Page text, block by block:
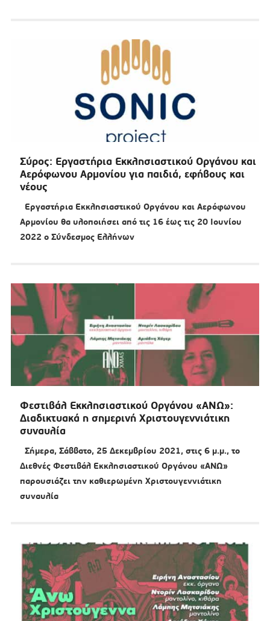
Σύρος: Εργαστήρια Εκκλησιαστικού Οργάνου και
Αερόφωνου Αρμονίου για παιδιά, εφήβους και
νέους
Εργαστήρια Εκκλησιαστικού Οργάνου και Αερόφωνου
Αρμονίου θα υλοποιήσει από τις 16 έως τις 20 Ιουνίου
2022 ο Σύνδεσμος Ελλήνων
Φεστιβάλ Εκκλησιαστικού Οργάνου «ΑΝΩ»:
Διαδικτυακά η σημερινή Χριστουγεννιάτικη
συναυλία
Σήμερα, Σάββατο, 25 Δεκεμβρίου 2021, στις 6 μ.μ., το
Διεθνές Φεστιβάλ Εκκλησιαστικού Οργάνου «ΑΝΩ»
παρουσιάζει την καθιερωμένη Χριστουγεννιάτικη
συναυλία